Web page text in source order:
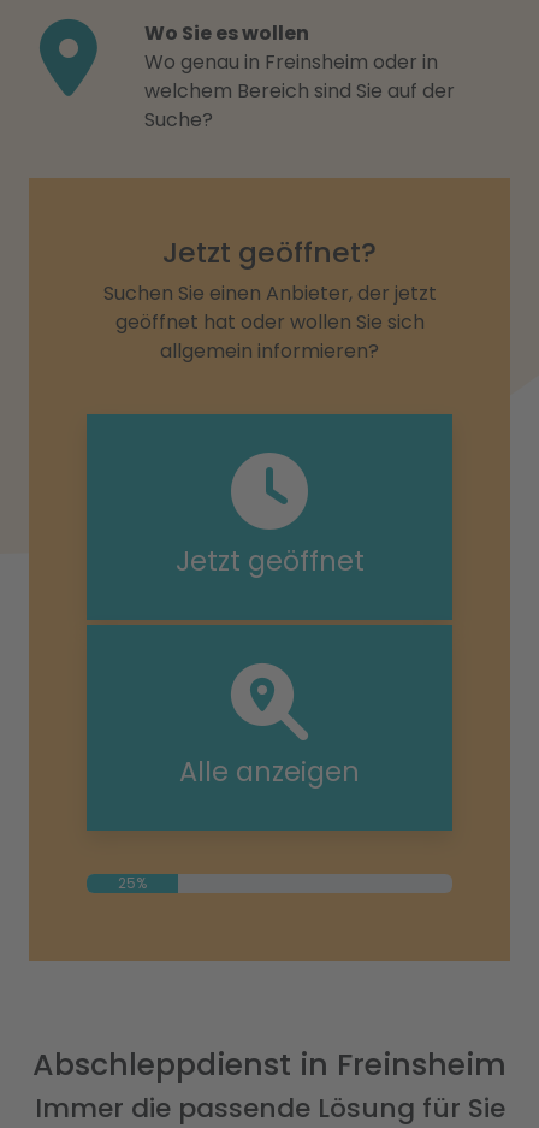
Wo Sie es wollen
Wo genau in Freinsheim oder in
welchem Bereich sind Sie auf der
Suche?
Jetzt geöffnet?
Suchen Sie einen Anbieter, der jetzt
geöffnet hat oder wollen Sie sich
allgemein informieren?
Jetzt geöffnet
Alle anzeigen
25%
Abschleppdienst in Freinsheim
Immer die passende Lösung für Sie